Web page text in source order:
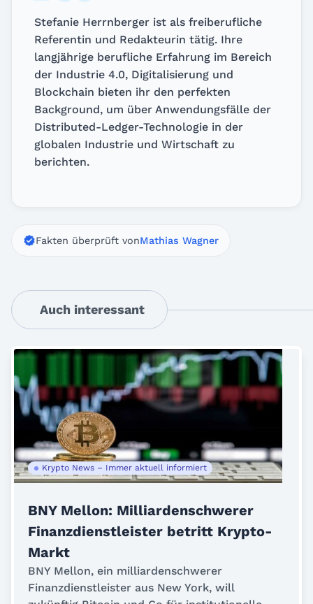
Stefanie Herrnberger ist als freiberufliche
Referentin und Redakteurin tätig. Ihre
langjährige berufliche Erfahrung im Bereich
der Industrie 4.0, Digitalisierung und
Blockchain bieten ihr den perfekten
Background, um über Anwendungsfälle der
Distributed-Ledger-Technologie in der
globalen Industrie und Wirtschaft zu
berichten.
Fakten überprüft vonMathias Wagner
Auch interessant
Krypto News – Immer aktuell informiert
BNY Mellon: Milliardenschwerer
Finanzdienstleister betritt Krypto-
Markt
BNY Mellon, ein milliardenschwerer
Finanzdienstleister aus New York, will